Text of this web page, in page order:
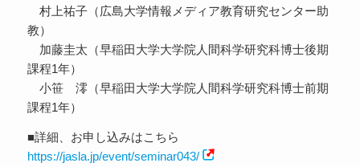
村上祐子（広島大学情報メディア教育研究センター助
教）
加藤圭太（早稲田大学大学院人間科学研究科博士後期
課程1年）
小笹 澪（早稲田大学大学院人間科学研究科博士前期
課程1年）
■詳細、お申し込みはこちら
https://jasla.jp/event/seminar043/